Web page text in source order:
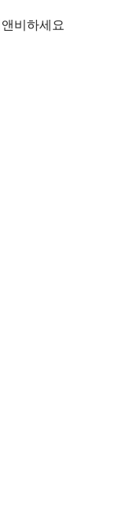
비하세요